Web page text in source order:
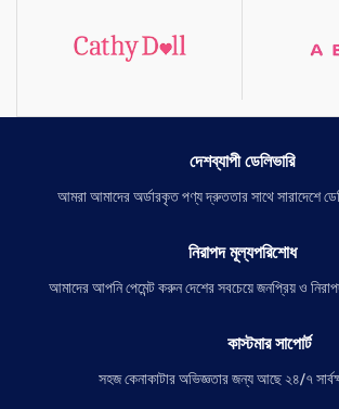
দেশব্যাপী ডেলিভারি
আমরা আমাদের অর্ডারকৃত পণ্য দ্রুততার সাথে সারাদেশে
নিরাপদ মূল্যপরিশোধ
আমাদের আপনি পেমেন্ট করুন দেশের সবচেয়ে জনপ্রিয় ও
কাস্টমার সাপোর্ট
সহজ কেনাকাটার অভিজ্ঞতার জন্য আছে ২৪/৭